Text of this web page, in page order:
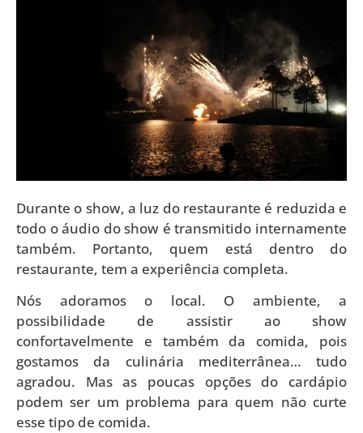
Durante o show, a luz do restaurante é reduzida e
todo o áudio do show é transmitido internamente
também. Portanto, quem está dentro do
restaurante, tem a experiência completa.
Nós adoramos o local. O ambiente, a
possibilidade de assistir ao show
confortavelmente e também da comida, pois
gostamos da culinária mediterrânea… tudo
agradou. Mas as poucas opções do cardápio
podem ser um problema para quem não curte
esse tipo de comida.